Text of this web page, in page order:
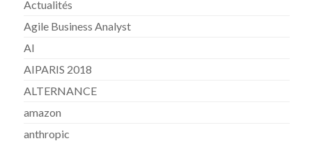
Actualités
Agile Business Analyst
AI
AIPARIS 2018
ALTERNANCE
amazon
anthropic